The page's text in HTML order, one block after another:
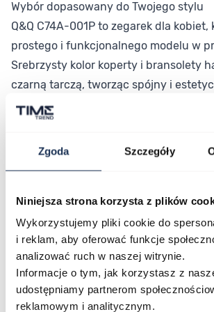
Zgoda Szczegóły
Niniejsza strona korzysta z plików
Wykorzystujemy pliki cookie do
i reklam, aby oferować funkcje
analizować ruch w naszej witrynie.
Informacje o tym, jak korzystasz z
udostępniamy partnerom
reklamowym i analitycznym.
Wybór dopasowany do Twojego stylu
Q&Q C74A-001P to zegarek dla kobiet,
prostego i funkcjonalnego modelu w
Srebrzysty kolor koperty i bransolety
czarną tarczą, tworząc spójny i
Niewielka koperta 20 mm sprawia, że
wygodnie na nadgarstku i nie
Połączenie stylu i funkcjonalności
kwarcowy w atrakcyjnej cenie –
naszym sklepie i dodaj go do swojej
Parametry